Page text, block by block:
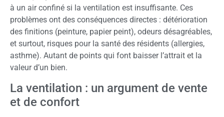
à un air confiné si la ventilation est insuffisante. Ces
problèmes ont des conséquences directes : détérioration
des finitions (peinture, papier peint), odeurs désagréables,
et surtout, risques pour la santé des résidents (allergies,
asthme). Autant de points qui font baisser l’attrait et la
valeur d’un bien.
La ventilation : un argument de vente
et de confort